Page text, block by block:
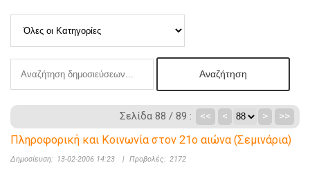
Σελίδα 88 / 89 : << < > >>
Πληροφορική και Κοινωνία στον 21ο αιώνα (Σεμινάρια)
Δημοσίευση: 13-02-2006 14:23 | Προβολές: 2172